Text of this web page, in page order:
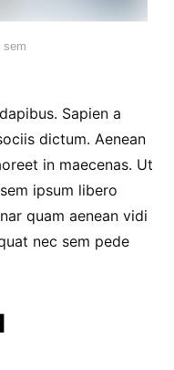
sem
Sapien a
dictum. Aenean
in maecenas. Ut
ipsum libero
quam aenean vidi
nec sem pede